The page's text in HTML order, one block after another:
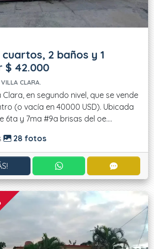
2 baños y 1
$ 42.000
CLARA.
en segundo nivel, que se vende
(o vacía en 40000 USD). Ubicada
6ta y 7ma #9a brisas del oe....
28 fotos
CONTACTAR POR